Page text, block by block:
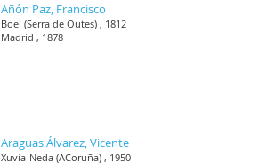
Añón Paz, Francisco
Boel (Serra de Outes) , 1812
Madrid , 1878
Araguas Álvarez, Vicente
Xuvia-Neda (ACoruña) , 1950